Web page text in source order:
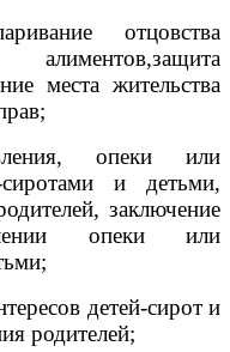
отцовства
алиментов,защита
места жительства
опеки или
сиротами и детьми,
заключение
опеки или
детей-сирот и
родителей;